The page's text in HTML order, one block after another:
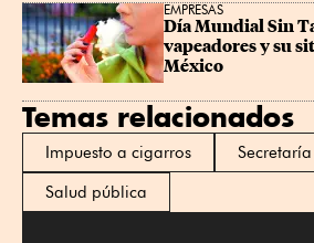
EMPRESAS
Día Mundial Sin
vapeadores y su
México
Temas relacionados
Impuesto a cigarros
Salud pública